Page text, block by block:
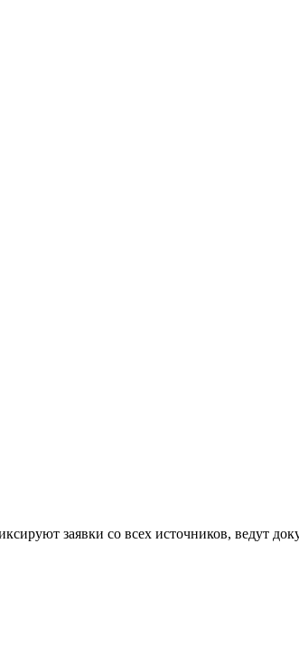
заявки со всех источников, ведут